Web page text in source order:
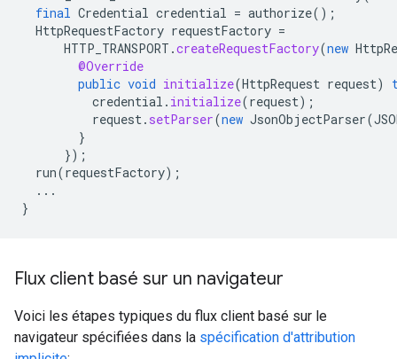
final Credential credential = authorize();
HttpRequestFactory requestFactory =
HTTP_TRANSPORT .createRequestFactory(new
@Override
public void initialize(HttpRequest request)
credential . initialize(request);
request. setParser(new JsonObjectParser(
}
});
run(requestFactory);
...
}
Flux client basé sur un navigateur
Voici les étapes typiques du flux client basé sur le
navigateur spécifiées dans la spécification d'attribution